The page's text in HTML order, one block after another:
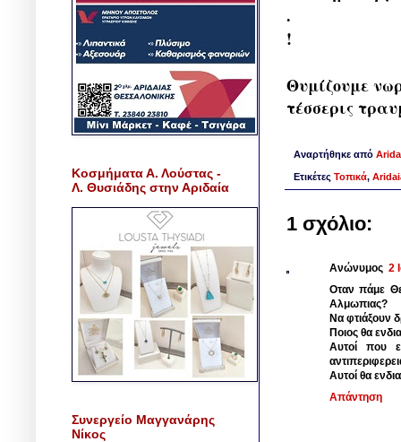
.
!
Θυμίζουμε
τέσσερις
Αναρτήθηκε από
Ετικέτες Τοπικά,
1 σχόλιο:
Ανώνυμος 2
Οταν πάμε
Αλμωπιας?
Να φτιάξουν
Ποιος θα
Αυτοί που
Αυτοί θα
Απάντηση
Κοσμήματα Α. Λούστας -
Λ. Θυσιάδης στην Αριδαία
Συνεργείο Μαγγανάρης
Νίκος